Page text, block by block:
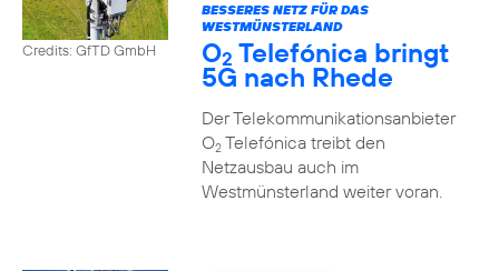
Credits: GfTD GmbH
BESSERES NETZ FÜR DAS
WESTMÜNSTERLAND
O2 Telefónica bringt
5G nach Rhede
Der Telekommunikationsanbieter
O2Telefónica treibt den
Netzausbau auch im
Westmünsterland weiter voran.